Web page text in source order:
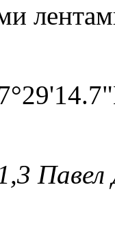
Павел